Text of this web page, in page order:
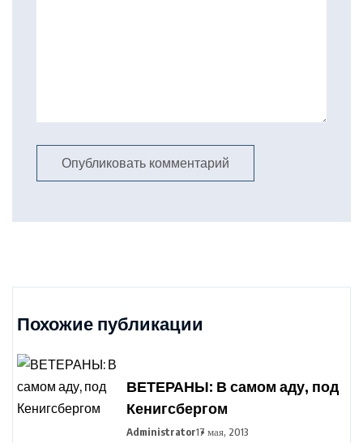
Похожие публикации
ВЕТЕРАНЫ: В самом аду, под
Кенигсбергом
Administrator17 мая, 2013